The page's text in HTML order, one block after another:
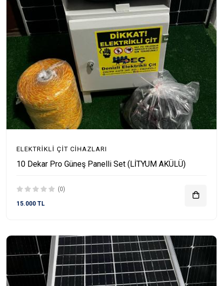
ELEKTRIKLI ÇIT CIHAZLARI
10 Dekar Pro Güneş Panelli Set (LİTYUM AKÜLÜ)
(0)
15.000 TL